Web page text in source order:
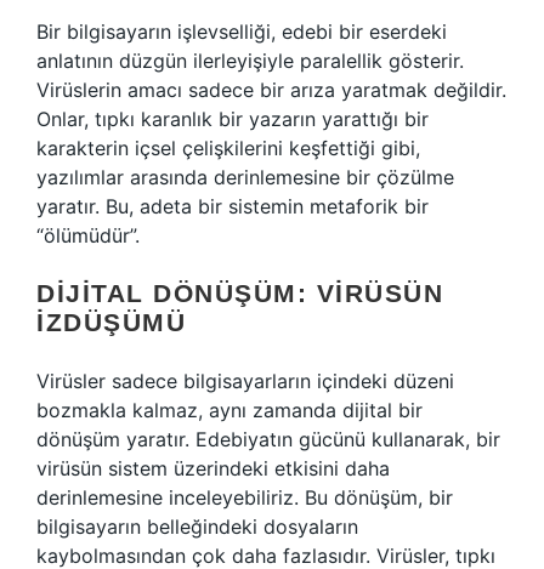
Bir bilgisayarın işlevselliği, edebi bir eserdeki
anlatının düzgün ilerleyişiyle paralellik gösterir.
Virüslerin amacı sadece bir arıza yaratmak değildir.
Onlar, tıpkı karanlık bir yazarın yarattığı bir
karakterin içsel çelişkilerini keşfettiği gibi,
yazılımlar arasında derinlemesine bir çözülme
yaratır. Bu, adeta bir sistemin metaforik bir
“ölümüdür”.
DIJITAL DÖNÜŞÜM: VIRÜSÜN
İZDÜŞÜMÜ
Virüsler sadece bilgisayarların içindeki düzeni
bozmakla kalmaz, aynı zamanda dijital bir
dönüşüm yaratır. Edebiyatın gücünü kullanarak, bir
virüsün sistem üzerindeki etkisini daha
derinlemesine inceleyebiliriz. Bu dönüşüm, bir
bilgisayarın belleğindeki dosyaların
kaybolmasından çok daha fazlasıdır. Virüsler, tıpkı